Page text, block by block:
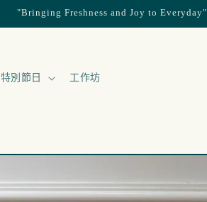
"Bringing Freshness and Joy to Everyday"
特別節日 工作坊